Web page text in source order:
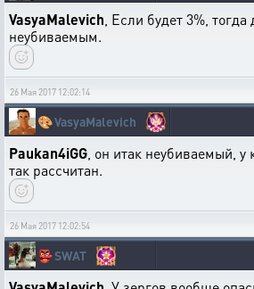
VasyaMalevich , Если будет 3%,
неубиваемым.
26 Мая 2017 12:02:14
🎨VasyaMalevich
Paukan4iGG , он итак неубиваемый,
так рассчитан.
26 Мая 2017 12:02:54
👺SWAT